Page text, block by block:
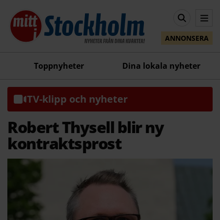
ANNONSERA
Toppnyheter Dina lokala nyheter
TV-klipp och nyheter
Robert Thysell blir ny
kontraktsprost